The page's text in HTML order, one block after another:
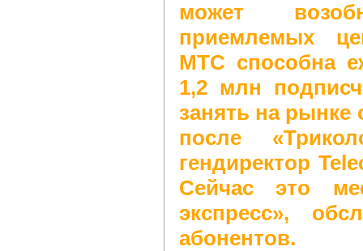
может
приемлемых
МТС способна
1,2 млн
занять на рынке
после
гендиректор
Сейчас это
экспресс»,
абонентов.